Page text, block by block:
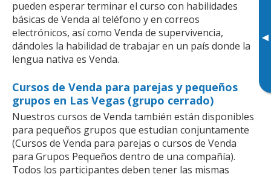
▸
pueden esperar terminar el curso con habilidades
básicas de Venda al teléfono y en correos
electrónicos, así como Venda de supervivencia,
dándoles la habilidad de trabajar en un país donde la
lengua nativa es Venda.
Cursos de Venda para parejas y pequeños
grupos en Las Vegas (grupo cerrado)
Nuestros cursos de Venda también están disponibles
para pequeños grupos que estudian conjuntamente
(Cursos de Venda para parejas o cursos de Venda
para Grupos Pequeños dentro de una compañía).
Todos los participantes deben tener las mismas